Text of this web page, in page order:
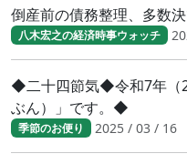
倒産前の債務整理、多数
八木宏之の経済時事ウォッチ
◆二十四節気◆令和7年（
ぶん）」です。◆
季節のお便り 2025 / 03 / 16